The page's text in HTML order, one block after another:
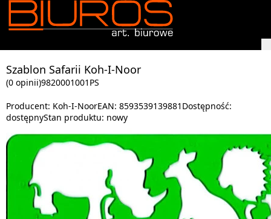
Szablon Safarii Koh-I-Noor
(0 opinii)9820001001PS
Producent: Koh-I-NoorEAN: 8593539139881 Dostępność:
dostępnyStan produktu: nowy